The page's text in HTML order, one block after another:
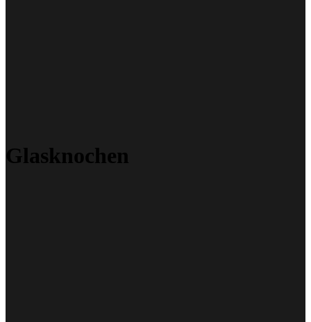
Glasknochen